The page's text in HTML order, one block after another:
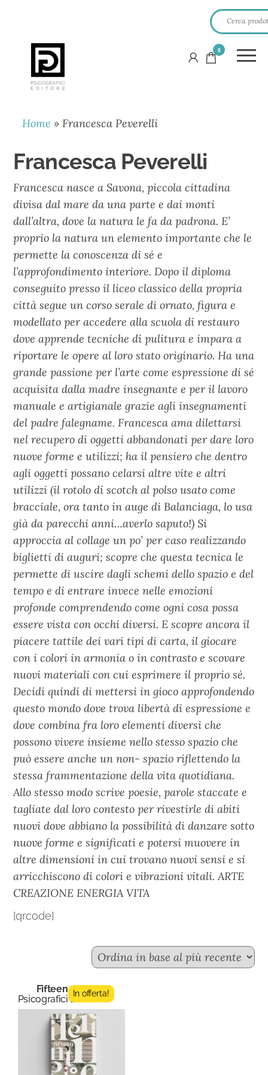
PSICOGRAFICI
EDITORE
0
Home »Francesca Peverelli
Francesca Peverelli
Francesca nasce a Savona, piccola cittadina
divisa dal mare da una parte e dai monti
dall’altra, dove la natura le fa da padrona. E’
proprio la natura un elemento importante che le
permette la conoscenza di sé e
l’approfondimento interiore. Dopo il diploma
conseguito presso il liceo classico della propria
città segue un corso serale di ornato, figura e
modellato per accedere alla scuola di restauro
dove apprende tecniche di pulitura e impara a
riportare le opere al loro stato originario. Ha una
grande passione per l’arte come espressione di sé
acquisita dalla madre insegnante e per il lavoro
manuale e artigianale grazie agli insegnamenti
del padre falegname. Francesca ama dilettarsi
nel recupero di oggetti abbandonati per dare loro
nuove forme e utilizzi; ha il pensiero che dentro
agli oggetti possano celarsi altre vite e altri
utilizzi (il rotolo di scotch al polso usato come
bracciale, ora tanto in auge di Balanciaga, lo usa
già da parecchi anni…averlo saputo!) Si
approccia al collage un po’ per caso realizzando
biglietti di auguri; scopre che questa tecnica le
permette di uscire dagli schemi dello spazio e del
tempo e di entrare invece nelle emozioni
profonde comprendendo come ogni cosa possa
essere vista con occhi diversi. E scopre ancora il
piacere tattile dei vari tipi di carta, il giocare
con i colori in armonia o in contrasto e scovare
nuovi materiali con cui esprimere il proprio sé.
Decidi quindi di mettersi in gioco approfondendo
questo mondo dove trova libertà di espressione e
dove combina fra loro elementi diversi che
possono vivere insieme nello stesso spazio che
può essere anche un non- spazio riflettendo la
stessa frammentazione della vita quotidiana.
Allo stesso modo scrive poesie, parole staccate e
tagliate dal loro contesto per rivestirle di abiti
nuovi dove abbiano la possibilità di danzare sotto
nuove forme e significati e potersi muovere in
altre dimensioni in cui trovano nuovi sensi e si
arricchiscono di colori e vibrazioni vitali. ARTE
CREAZIONE ENERGIA VITA
[qrcode]
Fifteen n.4
Psicografici Editore
In offerta!